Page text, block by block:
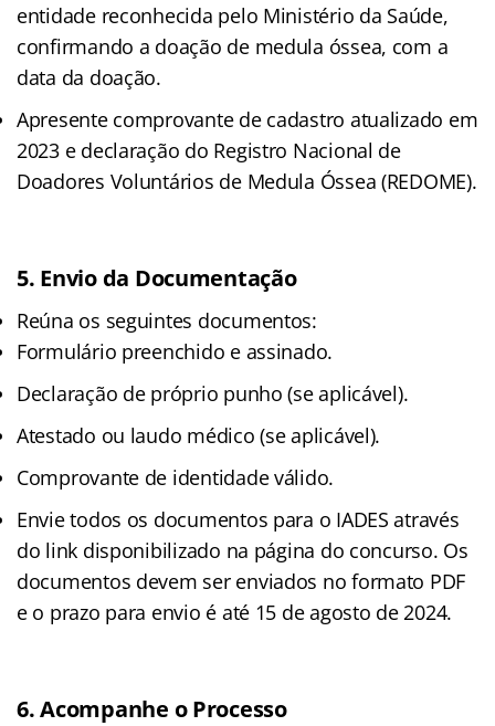
entidade reconhecida pelo Ministério da Saúde,
confirmando a doação de medula óssea, com a
data da doação.
Apresente comprovante de cadastro atualizado em
2023 e declaração do Registro Nacional de
Doadores Voluntários de Medula Óssea (REDOME).
5. Envio da Documentação
Reúna os seguintes documentos:
Formulário preenchido e assinado.
Declaração de próprio punho (se aplicável).
Atestado ou laudo médico (se aplicável).
Comprovante de identidade válido.
Envie todos os documentos para o IADES através
do link disponibilizado na página do concurso. Os
documentos devem ser enviados no formato PDF
e o prazo para envio é até 15 de agosto de 2024.
6.Acompanhe o Processo